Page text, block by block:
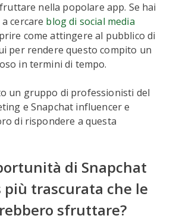
nella popolare app. Se hai
cercare blog di social media
come attingere al pubblico di
per rendere questo compito un
in termini di tempo.
un gruppo di professionisti del
e Snapchat influencer e
di rispondere a questa
di Snapchat
più trascurata che le
sfruttare?